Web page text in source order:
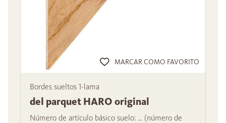
MARCAR COMO FAVORITO
Bordes sueltos 1-lama
del parquet HARO original
Número de artículo básico suelo: ... (número de